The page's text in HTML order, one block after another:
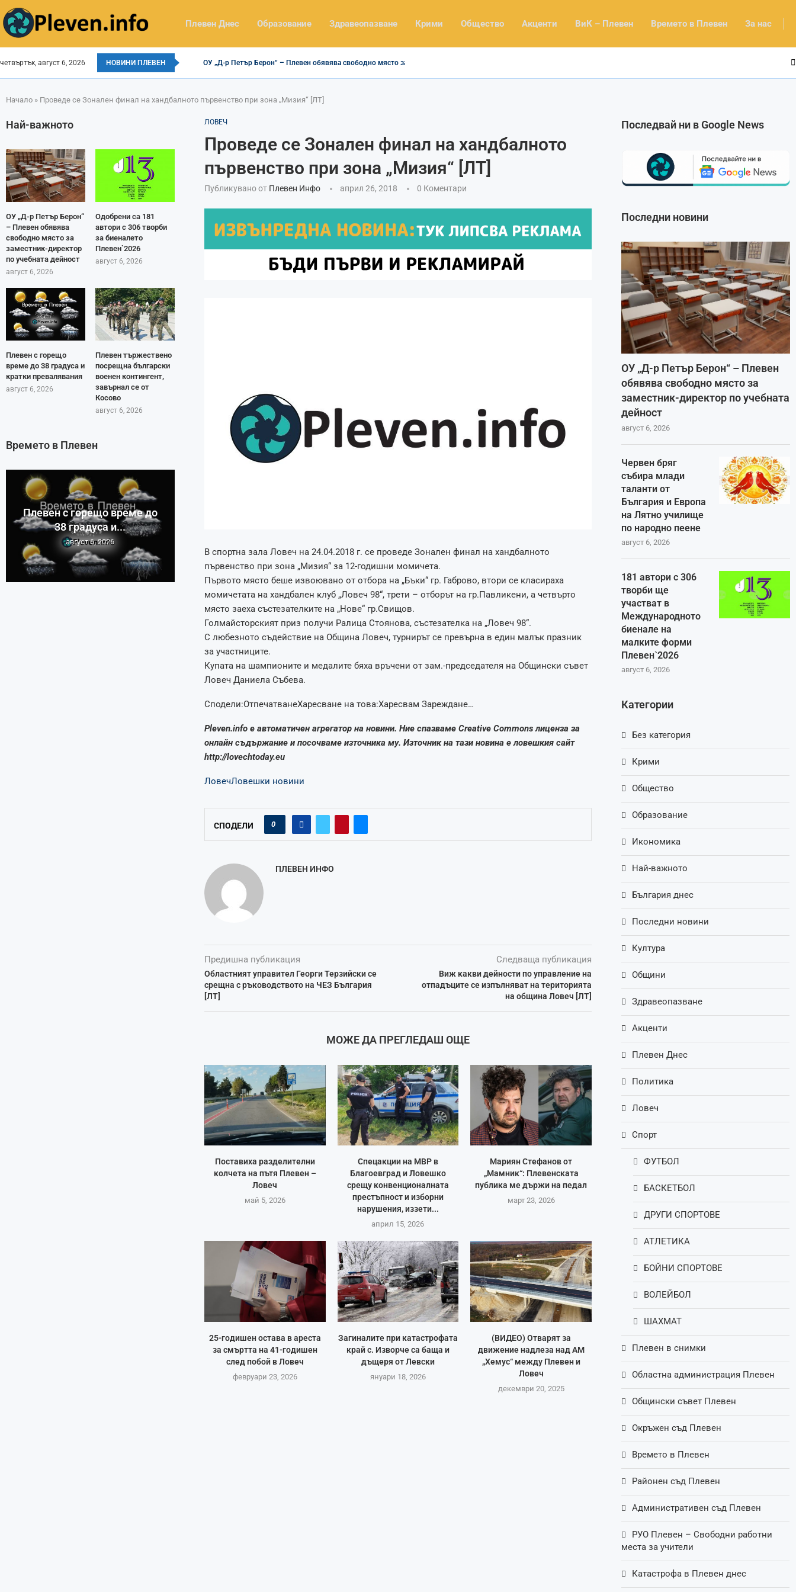
Плевен Днес Образование Здравеопазване Крими Общество Акценти ВиК – Плевен Времето в Плевен За нас
четвъртък, август 6, 2026 НОВИНИ ПЛЕВЕН ОУ „Д-р Петър Берон“ – Плевен обявява свободно място за заместник-директор...
Начало » Проведе се Зонален финал на хандбалното първенство при зона „Мизия“ [ЛТ]
ЛОВЕЧ
Проведе се Зонален финал на хандбалното
първенство при зона „Мизия“ [ЛТ]
Публикувано от Плевен Инфо април 26, 2018 0 Коментари
В спортна зала Ловеч на 24.04.2018 г. се проведе Зонален финал на хандбалното
първенство при зона „Мизия“ за 12-годишни момичета.
Първото място беше извоювано от отбора на „Бъки“ гр. Габрово, втори се класираха
момичетата на хандбален клуб „Ловеч 98“, трети – отборът на гр.Павликени, а четвърто
място заеха състезателките на „Нове“ гр.Свищов.
Голмайсторският приз получи Ралица Стоянова, състезателка на „Ловеч 98“.
С любезното съдействие на Община Ловеч, турнирът се превърна в един малък празник
за участниците.
Купата на шампионите и медалите бяха връчени от зам.-председателя на Общински съвет
Ловеч Даниела Събева.
Сподели:ОтпечатванеХаресване на това:Харесвам Зареждане…
Pleven.info е автоматичен агрегатор на новини. Ние спазваме Creative Commons лиценза за
онлайн съдържание и посочваме източника му. Източник на тази новина е ловешкия сайт
http://lovechtoday.eu
ЛовечЛовешки новини
СПОДЕЛИ 0
ПЛЕВЕН ИНФО
Предишна публикация
Областният управител Георги Терзийски се
срещна с ръководството на ЧЕЗ България
[ЛТ]
Следваща публикация
Виж какви дейности по управление на
отпадъците се изпълняват на територията
на община Ловеч [ЛТ]
МОЖЕ ДА ПРЕГЛЕДАШ ОЩЕ
Поставиха разделителни
колчета на пътя Плевен –
Ловеч
май 5, 2026
Спецакции на МВР в
Благоевград и Ловешко
срещу конвенционалната
престъпност и изборни
нарушения, иззети...
април 15, 2026
Мариян Стефанов от
„Мамник“: Плевенската
публика ме държи на педал
март 23, 2026
25-годишен остава в ареста
за смъртта на 41-годишен
след побой в Ловеч
февруари 23, 2026
Загиналите при катастрофата
край с. Изворче са баща и
дъщеря от Левски
януари 18, 2026
(ВИДЕО) Отварят за
движение надлеза над АМ
„Хемус“ между Плевен и
Ловеч
декември 20, 2025
Последвай ни в Google News
Последни новини
ОУ „Д-р Петър Берон“ – Плевен
обявява свободно място за
заместник-директор по учебната
дейност
август 6, 2026
Червен бряг
събира млади
таланти от
България и Европа
на Лятно училище
по народно пеене
август 6, 2026
181 автори с 306
творби ще
участват в
Международното
биенале на
малките форми
Плевен`2026
август 6, 2026
Категории
Без категория
Крими
Общество
Образование
Икономика
Най-важното
България днес
Последни новини
Култура
Общини
Здравеопазване
Акценти
Плевен Днес
Политика
Ловеч
Спорт
ФУТБОЛ
БАСКЕТБОЛ
ДРУГИ СПОРТОВЕ
АТЛЕТИКА
БОЙНИ СПОРТОВЕ
ВОЛЕЙБОЛ
ШАХМАТ
Плевен в снимки
Областна администрация Плевен
Общински съвет Плевен
Окръжен съд Плевен
Времето в Плевен
Районен съд Плевен
Административен съд Плевен
РУО Плевен – Свободни работни
места за учители
Катастрофа в Плевен днес
Най-важното
ОУ „Д-р Петър Берон“
– Плевен обявява
свободно място за
заместник-директор
по учебната дейност
август 6, 2026
Одобрени са 181
автори с 306 творби
за биеналето
Плевен`2026
август 6, 2026
Плевен с горещо
време до 38 градуса и
кратки превалявания
август 6, 2026
Плевен тържествено
посрещна български
военен контингент,
завърнал се от
Косово
август 6, 2026
Времето в Плевен
Плевен с горещо време до
38 градуса и...
август 6, 2026